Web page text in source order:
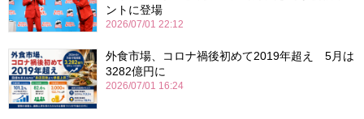
ントに登場
2026/07/01 22:12
外食市場、コロナ禍後初めて2019年超え 5月は
3282億円に
2026/07/01 16:24